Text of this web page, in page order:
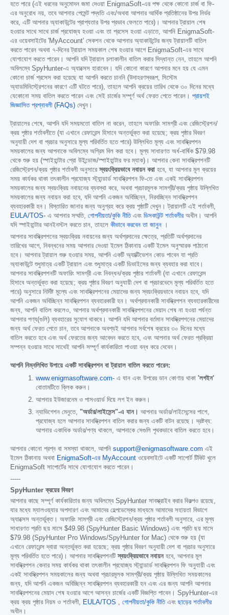
হতে পারে (এই ধরনের অনুমোদন জমা দেওয়া EnigmaSoft-এর পক্ষ থেকে কোনো চার্জ বা ফি-
এর অনুরোধ নয়, তবে আপনার পেমেন্ট পদ্ধতি এবং/অথবা আপনার আর্থিক প্রতিষ্ঠানের উপর নির্ভর
করে, এটি আপনার অ্যাকাউন্টের প্রাপ্যতার উপর প্রভাব ফেলতে পারে)। আপনার ট্রায়াল শেষ
হওয়ার সাথে সাথে চার্জ প্রযোজ্য হওয়া এবং তা প্রসেস হওয়া এড়াতে, আপনি EnigmaSoft-
এর ওয়েবসাইটের 'MyAccount' সেকশন থেকে আপনার অ্যাকাউন্টের জন্য ট্রায়ালটি বাতিল
করতে পারেন অথবা ৭-দিনের ট্রায়াল সময়কাল শেষ হওয়ার আগে EnigmaSoft-এর সাথে
যোগাযোগ করতে পারেন। আপনি যদি ট্রায়াল চলাকালীন বাতিল করার সিদ্ধান্ত নেন, তাহলে আপনি
অবিলম্বে SpyHunter-এ অ্যাক্সেস হারাবেন। যদি কোনো কারণে আপনার মনে হয় যে এমন
কোনো চার্জ প্রসেস করা হয়েছে যা আপনি করতে চাননি (উদাহরণস্বরূপ, সিস্টেম
অ্যাডমিনিস্ট্রেশনের কারণে এটি ঘটতে পারে), তাহলে আপনি ক্রয়ের তারিখ থেকে ৩০ দিনের মধ্যে
যেকোনো সময় বাতিল করতে পারেন এবং সেই চার্জের সম্পূর্ণ অর্থ ফেরত পেতে পারেন। প্রায়শই
জিজ্ঞাসিত প্রশ্নাবলী (FAQs) দেখুন।
ট্রায়ালের শেষে, আপনি যদি সময়মতো বাতিল না করেন, তাহলে অফারিং সামগ্রী এবং রেজিস্ট্রেশন/
ক্রয় পৃষ্ঠার শর্তাবলীতে (যা এখানে রেফারেন্স হিসাবে অন্তর্ভুক্ত করা হয়েছে; ক্রয় পৃষ্ঠার বিবরণ
অনুযায়ী দেশ বা প্রচার অনুসারে মূল্য পরিবর্তিত হতে পারে) উল্লিখিত মূল্য এবং সাবস্ক্রিপশন
সময়কালের জন্য আপনাকে অবিলম্বে অগ্রিম বিল করা হবে। মূল্য সাধারণত অর্ধ-বার্ষিক $79.98
থেকে শুরু হয় (স্পাইহান্টার প্রো উইন্ডোজ/স্পাইহান্টার ফর ম্যাক)। আপনার কেনা সাবস্ক্রিপশনটি
রেজিস্ট্রেশন/ক্রয় পৃষ্ঠার শর্তাবলী অনুসারেস্বয়ংক্রিয়ভাবে নবায়ন করা হবে, যা আপনার মূল ক্রয়ের
সময় কার্যকর থাকা তৎকালীন প্রযোজ্য স্ট্যান্ডার্ড সাবস্ক্রিপশন ফি-তে এবং একই সাবস্ক্রিপশন
সময়কালের জন্য স্বয়ংক্রিয় নবায়নের ব্যবস্থা করে, অথবা প্রচারমূলক সামগ্রী/ক্রয় পৃষ্ঠায় উল্লিখিত
সময়কালের জন্য নবায়ন করা হবে, যদি আপনি একজন অবিচ্ছিন্ন, নিরবচ্ছিন্ন সাবস্ক্রিপশন
ব্যবহারকারী হন। বিস্তারিত জানার জন্য অনুগ্রহ করে ক্রয় পৃষ্ঠাটি দেখুন। ট্রায়ালটি এই শর্তাবলী,
EULA/TOS- এ আপনার সম্মতি, গোপনীয়তা/কুকি নীতিএবং ডিসকাউন্ট শর্তাবলীর অধীন। আপনি
যদি স্পাইহান্টার আনইনস্টল করতে চান, তাহলে কীভাবে করবেন তা জানুন ।
আপনার সাবস্ক্রিপশনের স্বয়ংক্রিয় নবায়নের জন্য অর্থপ্রদানের ক্ষেত্রে, প্রতিটি অর্থপ্রদানের
তারিখের আগে, নিবন্ধনের সময় আপনার দেওয়া ইমেল ঠিকানায় একটি ইমেল অনুস্মারক পাঠানো
হবে। আপনার ট্রায়াল শুরু হওয়ার সময়, আপনি একটি অ্যাক্টিভেশন কোড পাবেন যা প্রতি
অ্যাকাউন্টে শুধুমাত্র একটি ট্রায়াল এবং শুধুমাত্র একটি ডিভাইসের জন্য ব্যবহার করা যাবে।
আপনার সাবস্ক্রিপশনটি অফারিং সামগ্রী এবং নিবন্ধন/ক্রয় পৃষ্ঠার শর্তাবলী (যা এখানে রেফারেন্স
হিসাবে অন্তর্ভুক্ত করা হয়েছে; ক্রয় পৃষ্ঠার বিবরণ অনুযায়ী দেশ বা প্রচারভেদে মূল্য পরিবর্তিত হতে
পারে) অনুসারে নির্দিষ্ট মূল্যে এবং সাবস্ক্রিপশনের মেয়াদের জন্য স্বয়ংক্রিয়ভাবে নবায়ন হবে, যদি
আপনি একজন অবিচ্ছিন্ন সাবস্ক্রিপশন ব্যবহারকারী হন। অর্থপ্রদানকারী সাবস্ক্রিপশন ব্যবহারকারীদের
জন্য, আপনি বাতিল করলেও, আপনার অর্থপ্রদানকারী সাবস্ক্রিপশনের মেয়াদ শেষ না হওয়া পর্যন্ত
আপনার পণ্য(গুলি) ব্যবহারের সুযোগ থাকবে। আপনি যদি আপনার বর্তমান সাবস্ক্রিপশনের মেয়াদের
জন্য অর্থ ফেরত পেতে চান, তবে আপনাকে অবশ্যই আপনার সর্বশেষ ক্রয়ের ৩০ দিনের মধ্যে
বাতিল করতে হবে এবং অর্থ ফেরতের জন্য আবেদন করতে হবে, এবং আপনার অর্থ ফেরত প্রক্রিয়া
সম্পন্ন হওয়ার সাথে সাথেই আপনি সম্পূর্ণ কার্যকারিতা পাওয়া বন্ধ করে দেবেন।
আপনি নিম্নলিখিত উপায়ে একটি সাবস্ক্রিপশন বা ট্রায়াল বাতিল করতে পারেন:
www.enigmasoftware.com- এ যান এবং উপরের ডান কোণায় থাকা 'লগইন'
বোতামটিতে ক্লিক করুন।
আপনার ইউজারনেম ও পাসওয়ার্ড দিয়ে লগ ইন করুন।
ন্যাভিগেশন মেনুতে, "অর্ডার/লাইসেন্স"-এ যান। আপনার অর্ডার/লাইসেন্সের পাশে,
প্রযোজ্য হলে আপনার সাবস্ক্রিপশন বাতিল করার জন্য একটি বাটন রয়েছে। দ্রষ্টব্য:
আপনার একাধিক অর্ডার/পণ্য থাকলে, আপনাকে সেগুলি পৃথকভাবে বাতিল করতে হবে।
আপনার কোনো প্রশ্ন বা সমস্যা থাকলে, আপনি support@enigmasoftware.com এই
ইমেল ঠিকানায় অথবা EnigmaSoft-এর MyAccount ওয়েবসাইটে একটি সাপোর্ট টিকিট খুলে
EnigmaSoft সাপোর্টের সাথে যোগাযোগ করতে পারেন।
-----
SpyHunter ক্রয়ের বিবরণ
আপনার কাছে সম্পূর্ণ কার্যকারিতার জন্য অবিলম্বে SpyHunter সাবস্ক্রাইব করার বিকল্পও রয়েছে,
যার মধ্যে ম্যালওয়্যার অপসারণ এবং আমাদের হেল্পডেস্কের মাধ্যমে আমাদের সহায়তা বিভাগে
অ্যাক্সেস অন্তর্ভুক্ত। অফারিং সামগ্রী এবং রেজিস্ট্রেশন/ক্রয় পৃষ্ঠার শর্তাবলী অনুসারে, এর মূল্য
সাধারণত প্রতি ছয় মাসে $49.98 (SpyHunter Basic Windows) এবং প্রতি ছয় মাসে
$79.98 (SpyHunter Pro Windows/SpyHunter for Mac) থেকে শুরু হয় (যা
এখানে রেফারেন্স দ্বারা অন্তর্ভুক্ত করা হয়েছে; ক্রয় পৃষ্ঠার বিবরণ অনুযায়ী দেশ বা প্রচার অনুসারে
মূল্য পরিবর্তিত হতে পারে)। আপনার সাবস্ক্রিপশনটিস্বয়ংক্রিয়ভাবে নবায়নহবে, আপনার মূল
সাবস্ক্রিপশন কেনার সময় কার্যকর থাকা তৎকালীন প্রযোজ্য স্ট্যান্ডার্ড সাবস্ক্রিপশন ফি অনুযায়ী এবং
একই সাবস্ক্রিপশন সময়কালের জন্য অথবা প্রচারমূলক সামগ্রী/ক্রয় পৃষ্ঠায় উল্লিখিত সময়কালের
জন্য, যদি আপনি একজন অবিচ্ছিন্ন সাবস্ক্রিপশন ব্যবহারকারী হন এবং এর জন্য আপনি আপনার
সাবস্ক্রিপশনের মেয়াদ শেষ হওয়ার আগে আসন্ন চার্জের একটি বিজ্ঞপ্তি পাবেন। SpyHunter-এর
ক্রয় ক্রয় পৃষ্ঠার নিয়ম ও শর্তাবলী, EULA/TOS , গোপনীয়তা/কুকি নীতিএবং ছাড়ের শর্তাবলীর
অধীন।